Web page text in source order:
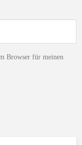
Browser für meinen